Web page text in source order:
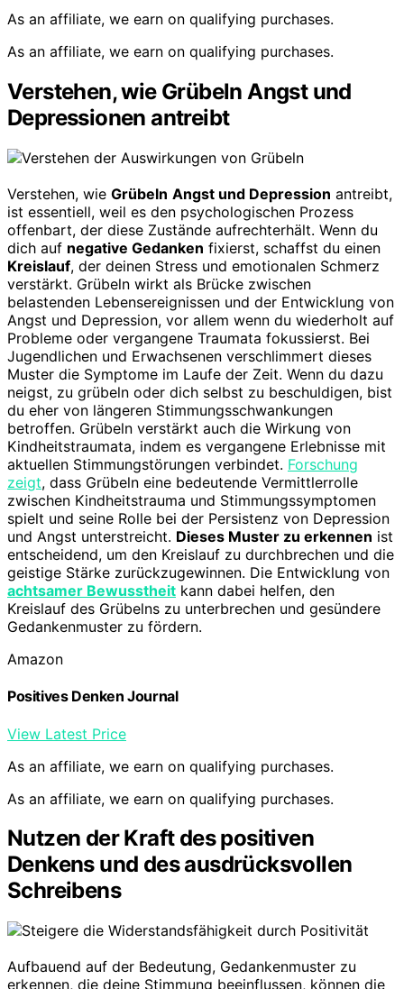
As an affiliate, we earn on qualifying purchases.
As an affiliate, we earn on qualifying purchases.
Verstehen, wie Grübeln Angst und
Depressionen antreibt
Verstehen, wie Grübeln Angst und Depression antreibt,
ist essentiell, weil es den psychologischen Prozess
offenbart, der diese Zustände aufrechterhält. Wenn du
dich auf negative Gedanken fixierst, schaffst du einen
Kreislauf, der deinen Stress und emotionalen Schmerz
verstärkt. Grübeln wirkt als Brücke zwischen
belastenden Lebensereignissen und der Entwicklung von
Angst und Depression, vor allem wenn du wiederholt auf
Probleme oder vergangene Traumata fokussierst. Bei
Jugendlichen und Erwachsenen verschlimmert dieses
Muster die Symptome im Laufe der Zeit. Wenn du dazu
neigst, zu grübeln oder dich selbst zu beschuldigen, bist
du eher von längeren Stimmungsschwankungen
betroffen. Grübeln verstärkt auch die Wirkung von
Kindheitstraumata, indem es vergangene Erlebnisse mit
aktuellen Stimmungstörungen verbindet. Forschung
zeigt, dass Grübeln eine bedeutende Vermittlerrolle
zwischen Kindheitstrauma und Stimmungssymptomen
spielt und seine Rolle bei der Persistenz von Depression
und Angst unterstreicht. Dieses Muster zu erkennen ist
entscheidend, um den Kreislauf zu durchbrechen und die
geistige Stärke zurückzugewinnen. Die Entwicklung von
achtsamer Bewusstheit kann dabei helfen, den
Kreislauf des Grübelns zu unterbrechen und gesündere
Gedankenmuster zu fördern.
Amazon
Positives Denken Journal
View Latest Price
As an affiliate, we earn on qualifying purchases.
As an affiliate, we earn on qualifying purchases.
Nutzen der Kraft des positiven
Denkens und des ausdrücksvollen
Schreibens
Aufbauend auf der Bedeutung, Gedankenmuster zu
erkennen, die deine Stimmung beeinflussen, können die